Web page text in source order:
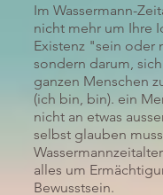
Im Wassermann-
nicht mehr um Ihre
Existenz "sein oder
sondern darum,
ganzen Menschen
(ich bin, bin). ein
nicht an etwas
selbst glauben
alles um
Bewusstsein.